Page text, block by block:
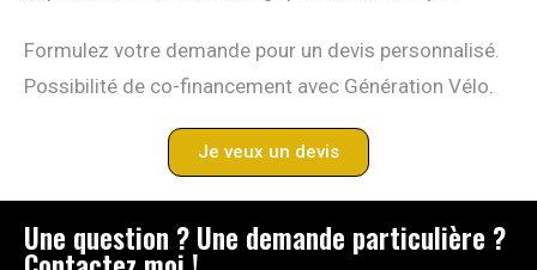
Formulez votre demande pour un devis personnalisé.
Possibilité de co-financement avec Génération Vélo.
Je veux un devis
Une question ? Une demande particulière ?